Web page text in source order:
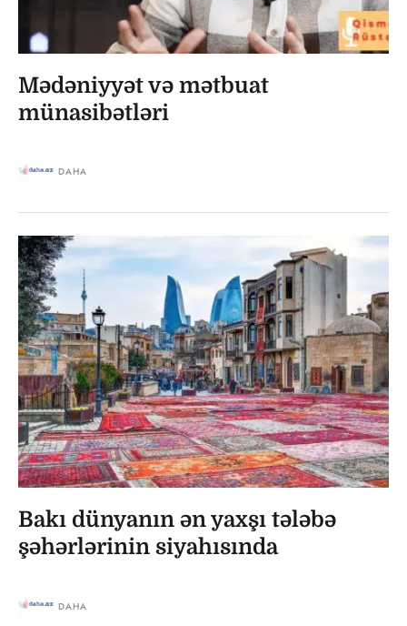
Mədəniyyət və mətbuat
münasibətləri
DAHA
Bakı dünyanın ən yaxşı tələbə
şəhərlərinin siyahısında
DAHA